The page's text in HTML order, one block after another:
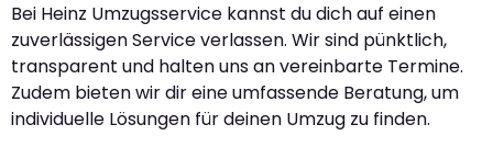
Bei Heinz Umzugsservice kannst du dich auf einen
zuverlässigen Service verlassen. Wir sind pünktlich,
transparent und halten uns an vereinbarte Termine.
Zudem bieten wir dir eine umfassende Beratung, um
individuelle Lösungen für deinen Umzug zu finden.